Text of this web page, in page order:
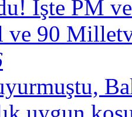
İşte PM
ve 90